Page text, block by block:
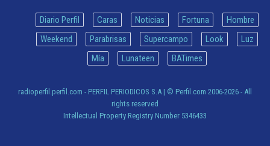
Diario Perfil Caras Noticias Fortuna
Hombre
Weekend
Parabrisas Supercampo Look
Luz
Mía
Lunateen BATimes
radioperfil.perfil.com - PERFIL PERIODICOS S.A | © Perfil.com 2006-2026 - All
rights reserved
Intellectual Property Registry Number 5346433